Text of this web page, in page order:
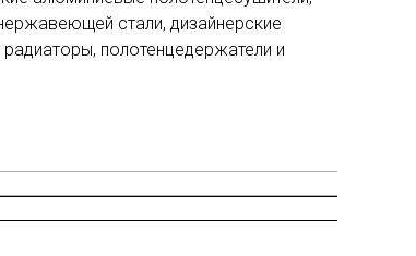
стали, дизайнерские
полотенцедержатели и